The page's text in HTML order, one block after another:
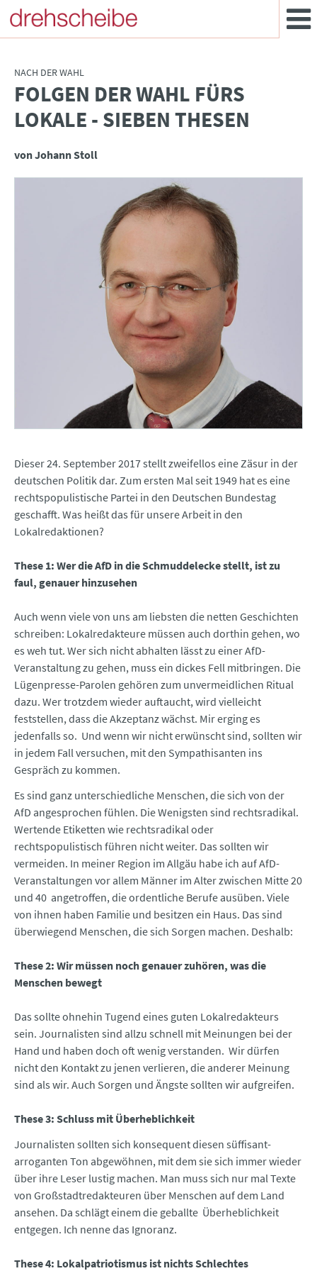
NACH DER WAHL
:FOLGEN DER WAHL FÜRS
LOKALE - SIEBEN THESEN
von Johann Stoll
Dieser 24. September 2017 stellt zweifellos eine Zäsur in der
deutschen Politik dar. Zum ersten Mal seit 1949 hat es eine
rechtspopulistische Partei in den Deutschen Bundestag
geschafft. Was heißt das für unsere Arbeit in den
Lokalredaktionen?
These 1: Wer die AfD in die Schmuddelecke stellt, ist zu
faul, genauer hinzusehen
Auch wenn viele von uns am liebsten die netten Geschichten
schreiben: Lokalredakteure müssen auch dorthin gehen, wo
es weh tut. Wer sich nicht abhalten lässt zu einer AfD-
Veranstaltung zu gehen, muss ein dickes Fell mitbringen. Die
Lügenpresse-Parolen gehören zum unvermeidlichen Ritual
dazu. Wer trotzdem wieder auftaucht, wird vielleicht
feststellen, dass die Akzeptanz wächst. Mir erging es
jedenfalls so. Und wenn wir nicht erwünscht sind, sollten wir
in jedem Fall versuchen, mit den Sympathisanten ins
Gespräch zu kommen.
Es sind ganz unterschiedliche Menschen, die sich von der
AfD angesprochen fühlen. Die Wenigsten sind rechtsradikal.
Wertende Etiketten wie rechtsradikal oder
rechtspopulistisch führen nicht weiter. Das sollten wir
vermeiden. In meiner Region im Allgäu habe ich auf AfD-
Veranstaltungen vor allem Männer im Alter zwischen Mitte 20
und 40 angetroffen, die ordentliche Berufe ausüben. Viele
von ihnen haben Familie und besitzen ein Haus. Das sind
überwiegend Menschen, die sich Sorgen machen. Deshalb:
These 2: Wir müssen noch genauer zuhören, was die
Menschen bewegt
Das sollte ohnehin Tugend eines guten Lokalredakteurs
sein. Journalisten sind allzu schnell mit Meinungen bei der
Hand und haben doch oft wenig verstanden. Wir dürfen
nicht den Kontakt zu jenen verlieren, die anderer Meinung
sind als wir. Auch Sorgen und Ängste sollten wir aufgreifen.
These 3: Schluss mit Überheblichkeit
Journalisten sollten sich konsequent diesen süffisant-
arroganten Ton abgewöhnen, mit dem sie sich immer wieder
über ihre Leser lustig machen. Man muss sich nur mal Texte
von Großstadtredakteuren über Menschen auf dem Land
ansehen. Da schlägt einem die geballte Überheblichkeit
entgegen. Ich nenne das Ignoranz.
These 4: Lokalpatriotismus ist nichts Schlechtes